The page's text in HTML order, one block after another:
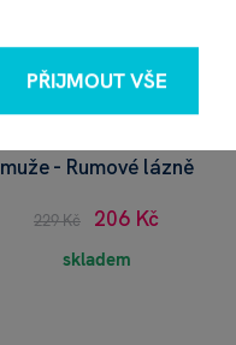
muže - Rumové lázně
229 Kč 206 Kč
skladem
PŘIJMOUT VŠE